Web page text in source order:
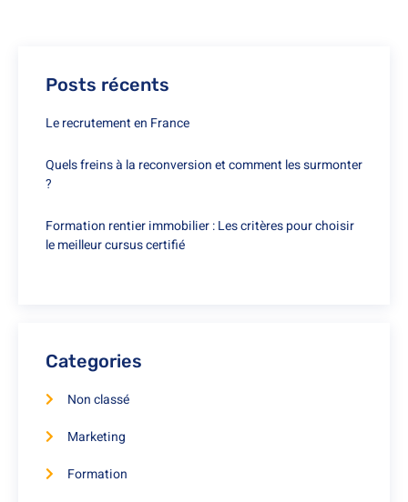
Posts récents
Le recrutement en France
Quels freins à la reconversion et comment les surmonter
?
Formation rentier immobilier : Les critères pour choisir
le meilleur cursus certifié
Categories
Non classé
Marketing
Formation